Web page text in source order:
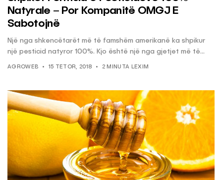
Natyrale – Por Kompanitë OMGJ E
Sabotojnë
Një nga shkencëtarët më të famshëm amerikanë ka shpikur
një pesticid natyror 100%. Kjo është një nga gjetjet më të...
AGROWEB 15 TETOR, 2018 2 MINUTA LEXIM